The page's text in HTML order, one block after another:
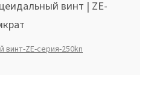
винт | ZE-
винт-ZE-серия-250kn